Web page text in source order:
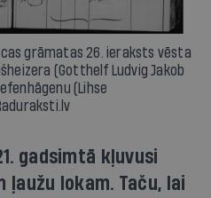
grāmatas 26. ieraksts vēsta
(Gotthelf Ludvig Jakob
(Lihse
gadsimtā kļuvusi
ļaužu lokam. Taču, lai